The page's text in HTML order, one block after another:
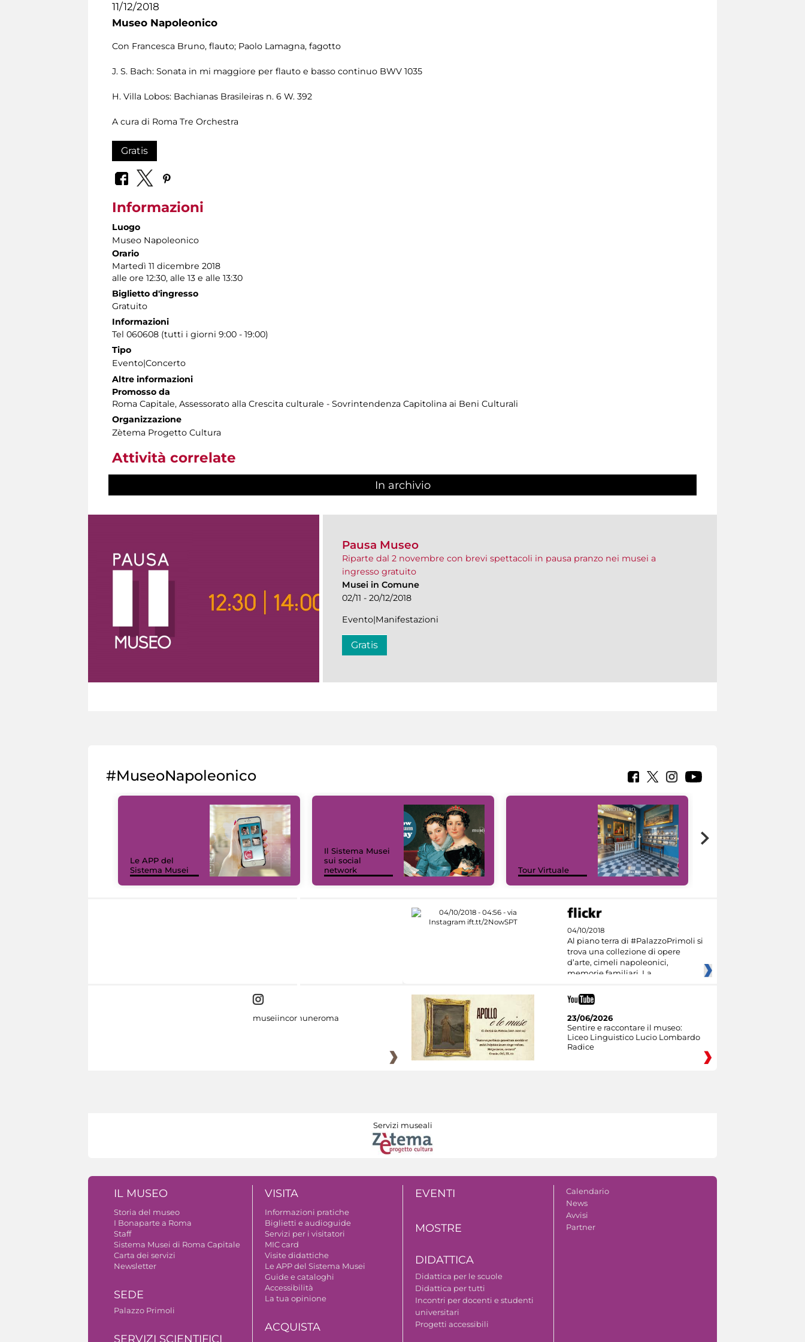
11/12/2018
Museo Napoleonico
Con Francesca Bruno, flauto; Paolo Lamagna, fagotto
J. S. Bach: Sonata in mi maggiore per flauto e basso continuo BWV 1035
H. Villa Lobos: Bachianas Brasileiras n. 6 W. 392
A cura di Roma Tre Orchestra
Gratis
Informazioni
Luogo
Museo Napoleonico
Orario
Martedì 11 dicembre 2018
alle ore 12:30, alle 13 e alle 13:30
Biglietto d'ingresso
Gratuito
Informazioni
Tel 060608 (tutti i giorni 9:00 - 19:00)
Tipo
Evento|Concerto
Altre informazioni
Promosso da
Roma Capitale, Assessorato alla Crescita culturale - Sovrintendenza Capitolina ai Beni Culturali
Organizzazione
Zètema Progetto Cultura
Attività correlate
In archivio
Pausa Museo
Riparte dal 2 novembre con brevi spettacoli in pausa pranzo nei musei a
ingresso gratuito
Musei in Comune
02/11 - 20/12/2018
Evento|Manifestazioni
Gratis
#MuseoNapoleonico
Le APP del
Sistema Musei
Il Sistema Musei
sui social
network
Tour Virtuale
04/10/2018
Al piano terra di #PalazzoPrimoli si
trova una collezione di opere
d’arte, cimeli napoleonici,
memorie familiari. La
museiincomuneroma
23/06/2026
Sentire e raccontare il museo:
Liceo Linguistico Lucio Lombardo
Radice
Servizi museali
IL MUSEO
Storia del museo
I Bonaparte a Roma
Staff
Sistema Musei di Roma Capitale
Carta dei servizi
Newsletter
SEDE
Palazzo Primoli
SERVIZI SCIENTIFICI
VISITA
Informazioni pratiche
Biglietti e audioguide
Servizi per i visitatori
MIC card
Visite didattiche
Le APP del Sistema Musei
Guide e cataloghi
Accessibilità
La tua opinione
ACQUISTA
EVENTI
MOSTRE
DIDATTICA
Didattica per le scuole
Didattica per tutti
Incontri per docenti e studenti
universitari
Progetti accessibili
Calendario
News
Avvisi
Partner